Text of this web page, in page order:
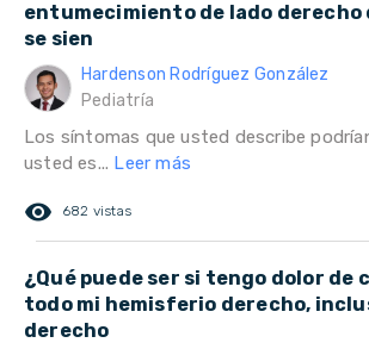
entumecimiento de lado derecho
se sien
Hardenson Rodríguez González
Pediatría
Los síntomas que usted describe
usted es... Leer más
remove_red_eye 682 vistas
¿Qué puede ser si tengo dolor de
todo mi hemisferio derecho,
derecho